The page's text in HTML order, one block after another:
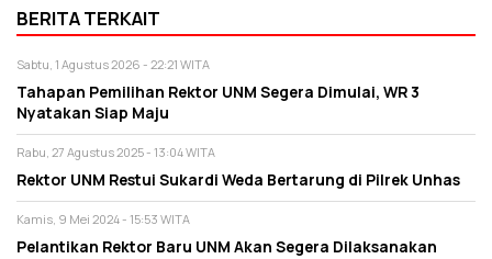
BERITA TERKAIT
Sabtu, 1 Agustus 2026 - 22:21 WITA
Tahapan Pemilihan Rektor UNM Segera Dimulai, WR 3
Nyatakan Siap Maju
Rabu, 27 Agustus 2025 - 13:04 WITA
Rektor UNM Restui Sukardi Weda Bertarung di Pilrek Unhas
Kamis, 9 Mei 2024 - 15:53 WITA
Pelantikan Rektor Baru UNM Akan Segera Dilaksanakan